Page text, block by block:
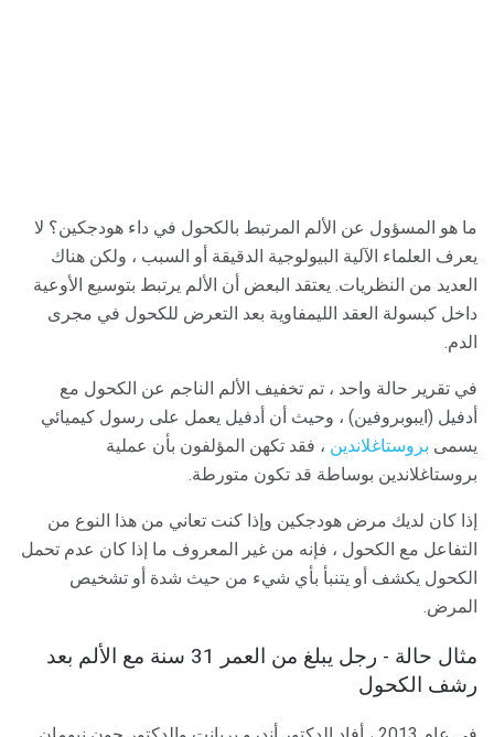
ما هو المسؤول عن الألم المرتبط بالكحول في داء هودجكين؟ لا
يعرف العلماء الآلية البيولوجية الدقيقة أو السبب ، ولكن هناك
العديد من النظريات. يعتقد البعض أن الألم يرتبط بتوسيع الأوعية
داخل كبسولة العقد الليمفاوية بعد التعرض للكحول في مجرى
الدم.
في تقرير حالة واحد ، تم تخفيف الألم الناجم عن الكحول مع
أدفيل (ايبوبروفين) ، وحيث أن أدفيل يعمل على رسول كيميائي
يسمى بروستاغلاندين ، فقد تكهن المؤلفون بأن عملية
بروستاغلاندين بوساطة قد تكون متورطة.
إذا كان لديك مرض هودجكين وإذا كنت تعاني من هذا النوع من
التفاعل مع الكحول ، فإنه من غير المعروف ما إذا كان عدم تحمل
الكحول يكشف أو يتنبأ بأي شيء من حيث شدة أو تشخيص
المرض.
مثال حالة - رجل يبلغ من العمر 31 سنة مع الألم بعد
رشف الكحول